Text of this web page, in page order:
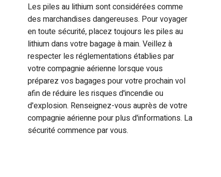
Les piles au lithium sont considérées comme
des marchandises dangereuses. Pour voyager
en toute sécurité, placez toujours les piles au
lithium dans votre bagage à main. Veillez à
respecter les réglementations établies par
votre compagnie aérienne lorsque vous
préparez vos bagages pour votre prochain vol
afin de réduire les risques d'incendie ou
d'explosion. Renseignez-vous auprès de votre
compagnie aérienne pour plus d'informations. La
sécurité commence par vous.